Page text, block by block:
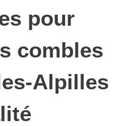
pour
combles
Alpilles